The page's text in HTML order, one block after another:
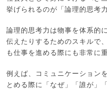
挙げられるのが「論理的思考
論理的思考力は物事を体系的
伝えたりするためのスキルで
も仕事を進める際にも非常に
例えば、コミュニケーション
とめる際に「なぜ」「誰が」